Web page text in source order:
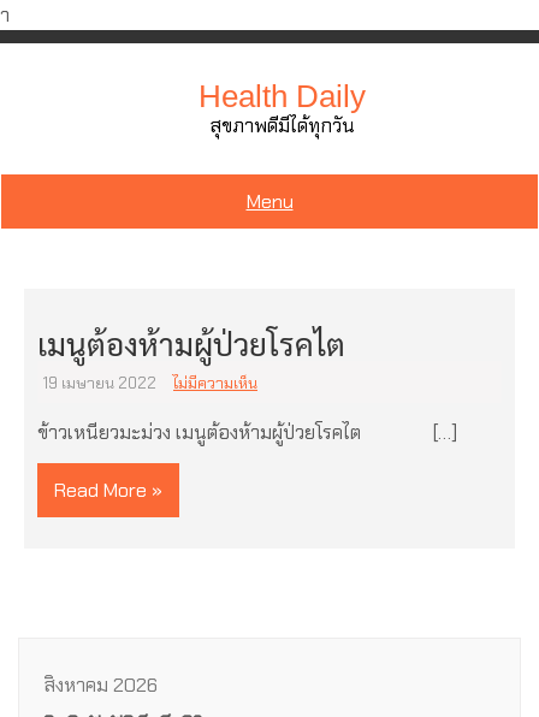
ำ
Skip
Health Daily
สุขภาพดีมีได้ทุกวัน
Menu
เมนูต้องห้ามผู้ป่วยโรคไต
19 เมษายน 2022 ไม่มีความเห็น
ข้าวเหนียวมะม่วง เมนูต้องห้ามผู้ป่วยโรคไต […]
Read More »
สิงหาคม 2026